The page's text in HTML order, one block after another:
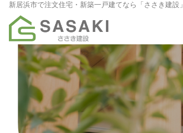
新居浜市で注文住宅・新築一戸建てなら「ささき建設」